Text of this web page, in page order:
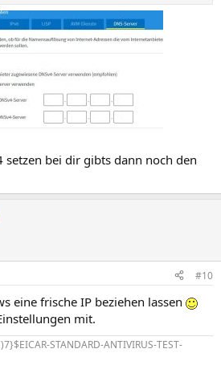
bei dir gibts dann noch den
#10
eine frische IP beziehen lassen
mit.
STANDARD-ANTIVIRUS-TEST-